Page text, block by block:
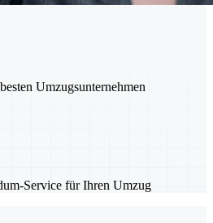
Umzugsunternehmen
Service für Ihren Umzug